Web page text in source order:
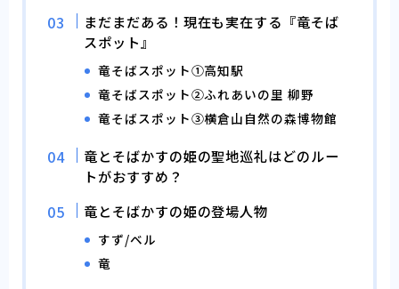
まだまだある！現在も実在する『竜そば
スポット』
竜そばスポット①高知駅
竜そばスポット②ふれあいの里 柳野
竜そばスポット③横倉山自然の森博物館
竜とそばかすの姫の聖地巡礼はどのルー
トがおすすめ？
竜とそばかすの姫の登場人物
すず/ベル
竜